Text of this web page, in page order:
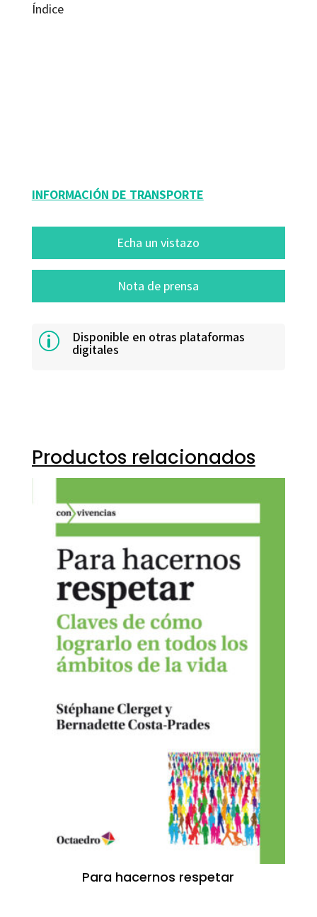
Índice
INFORMACIÓN DE TRANSPORTE
Echa un vistazo
Nota de prensa
p Disponible en otras plataformas
digitales
Productos relacionados
Para hacernos respetar